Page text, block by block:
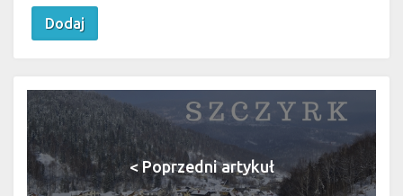
< Poprzedni artykuł